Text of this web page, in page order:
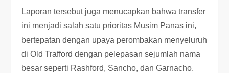
Laporan tersebut juga menucapkan bahwa transfer
ini menjadi salah satu prioritas Musim Panas ini,
bertepatan dengan upaya perombakan menyeluruh
di Old Trafford dengan pelepasan sejumlah nama
besar seperti Rashford, Sancho, dan Garnacho.